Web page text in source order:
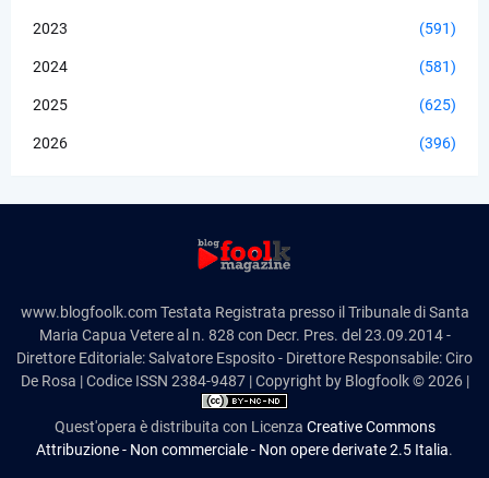
2023 (591)
2024 (581)
2025 (625)
2026 (396)
www.blogfoolk.com Testata Registrata presso il Tribunale di Santa
Maria Capua Vetere al n. 828 con Decr. Pres. del 23.09.2014 -
Direttore Editoriale: Salvatore Esposito - Direttore Responsabile: Ciro
De Rosa | Codice ISSN 2384-9487 | Copyright by Blogfoolk © 2026 |
Quest'opera è distribuita con Licenza Creative Commons
Attribuzione - Non commerciale - Non opere derivate 2.5 Italia.